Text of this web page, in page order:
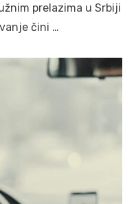
prelazima u Srbiji
čini …